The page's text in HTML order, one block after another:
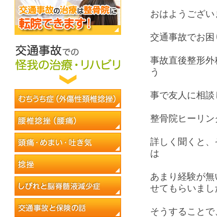
おはようござい
交通事故でお
事故直後整形
う
事で友人に相
整骨院ヒーリ
詳しく聞くと
は
あまり経験が
せてもらいまし
そうすること